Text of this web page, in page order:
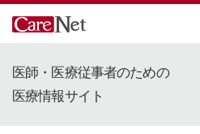
医師・医療従事者のための
医療情報サイト